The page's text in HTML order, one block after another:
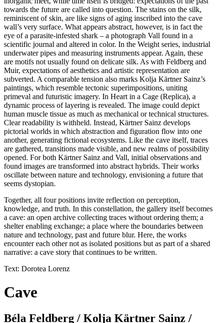
towards the future are called into question. The stains on the silk,
reminiscent of skin, are like signs of aging inscribed into the cave
wall’s very surface. What appears abstract, however, is in fact the
eye of a parasite-infested shark – a photograph Vall found in a
scientific journal and altered in color. In the Weight series, industrial
underwater pipes and measuring instruments appear. Again, these
are motifs not usually found on delicate silk. As with Feldberg and
Muir, expectations of aesthetics and artistic representation are
subverted. A comparable tension also marks Kolja Kärtner Sainz’s
paintings, which resemble tectonic superimpositions, uniting
primeval and futuristic imagery. In Heart in a Cage (Replica), a
dynamic process of layering is revealed. The image could depict
human muscle tissue as much as mechanical or technical structures.
Clear readability is withheld. Instead, Kärtner Sainz develops
pictorial worlds in which abstraction and figuration flow into one
another, generating fictional ecosystems. Like the cave itself, traces
are gathered, transitions made visible, and new realms of possibility
opened. For both Kärtner Sainz and Vall, initial observations and
found images are transformed into abstract hybrids. Their works
oscillate between nature and technology, envisioning a future that
seems dystopian.
Together, all four positions invite reflection on perception,
knowledge, and truth. In this constellation, the gallery itself becomes
a cave: an open archive collecting traces without ordering them; a
shelter enabling exchange; a place where the boundaries between
nature and technology, past and future blur. Here, the works
encounter each other not as isolated positions but as part of a shared
narrative: a cave story that continues to be written.
Text: Dorotea Lorenz
Cave
Béla Feldberg / Kolja Kärtner Sainz /